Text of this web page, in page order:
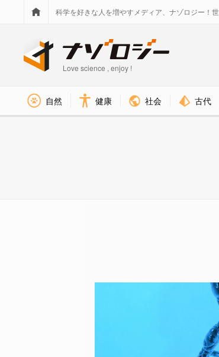
科学を好きな人を増やすメディア、ナゾロジー！
Love science , enjoy !
自然 健康 社会 古代